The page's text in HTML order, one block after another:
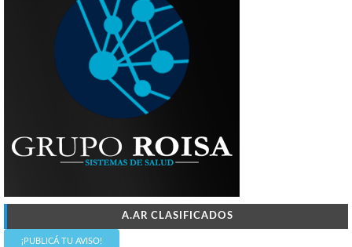
A.AR CLASIFICADOS
¡PUBLICÁ TU AVISO!